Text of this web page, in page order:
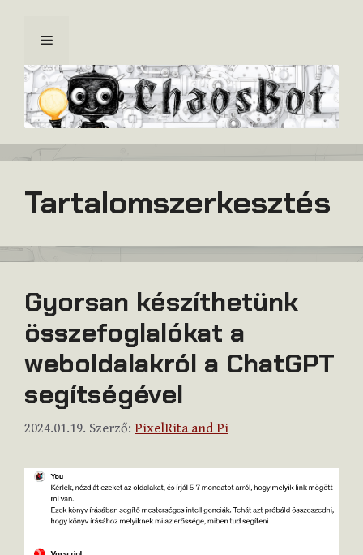
tartalomba
Menü
Tartalomszerkesztés
Gyorsan készíthetünk
összefoglalókat a
weboldalakról a ChatGPT
segítségével
2024.01.19. Szerző: PixelRita and Pi